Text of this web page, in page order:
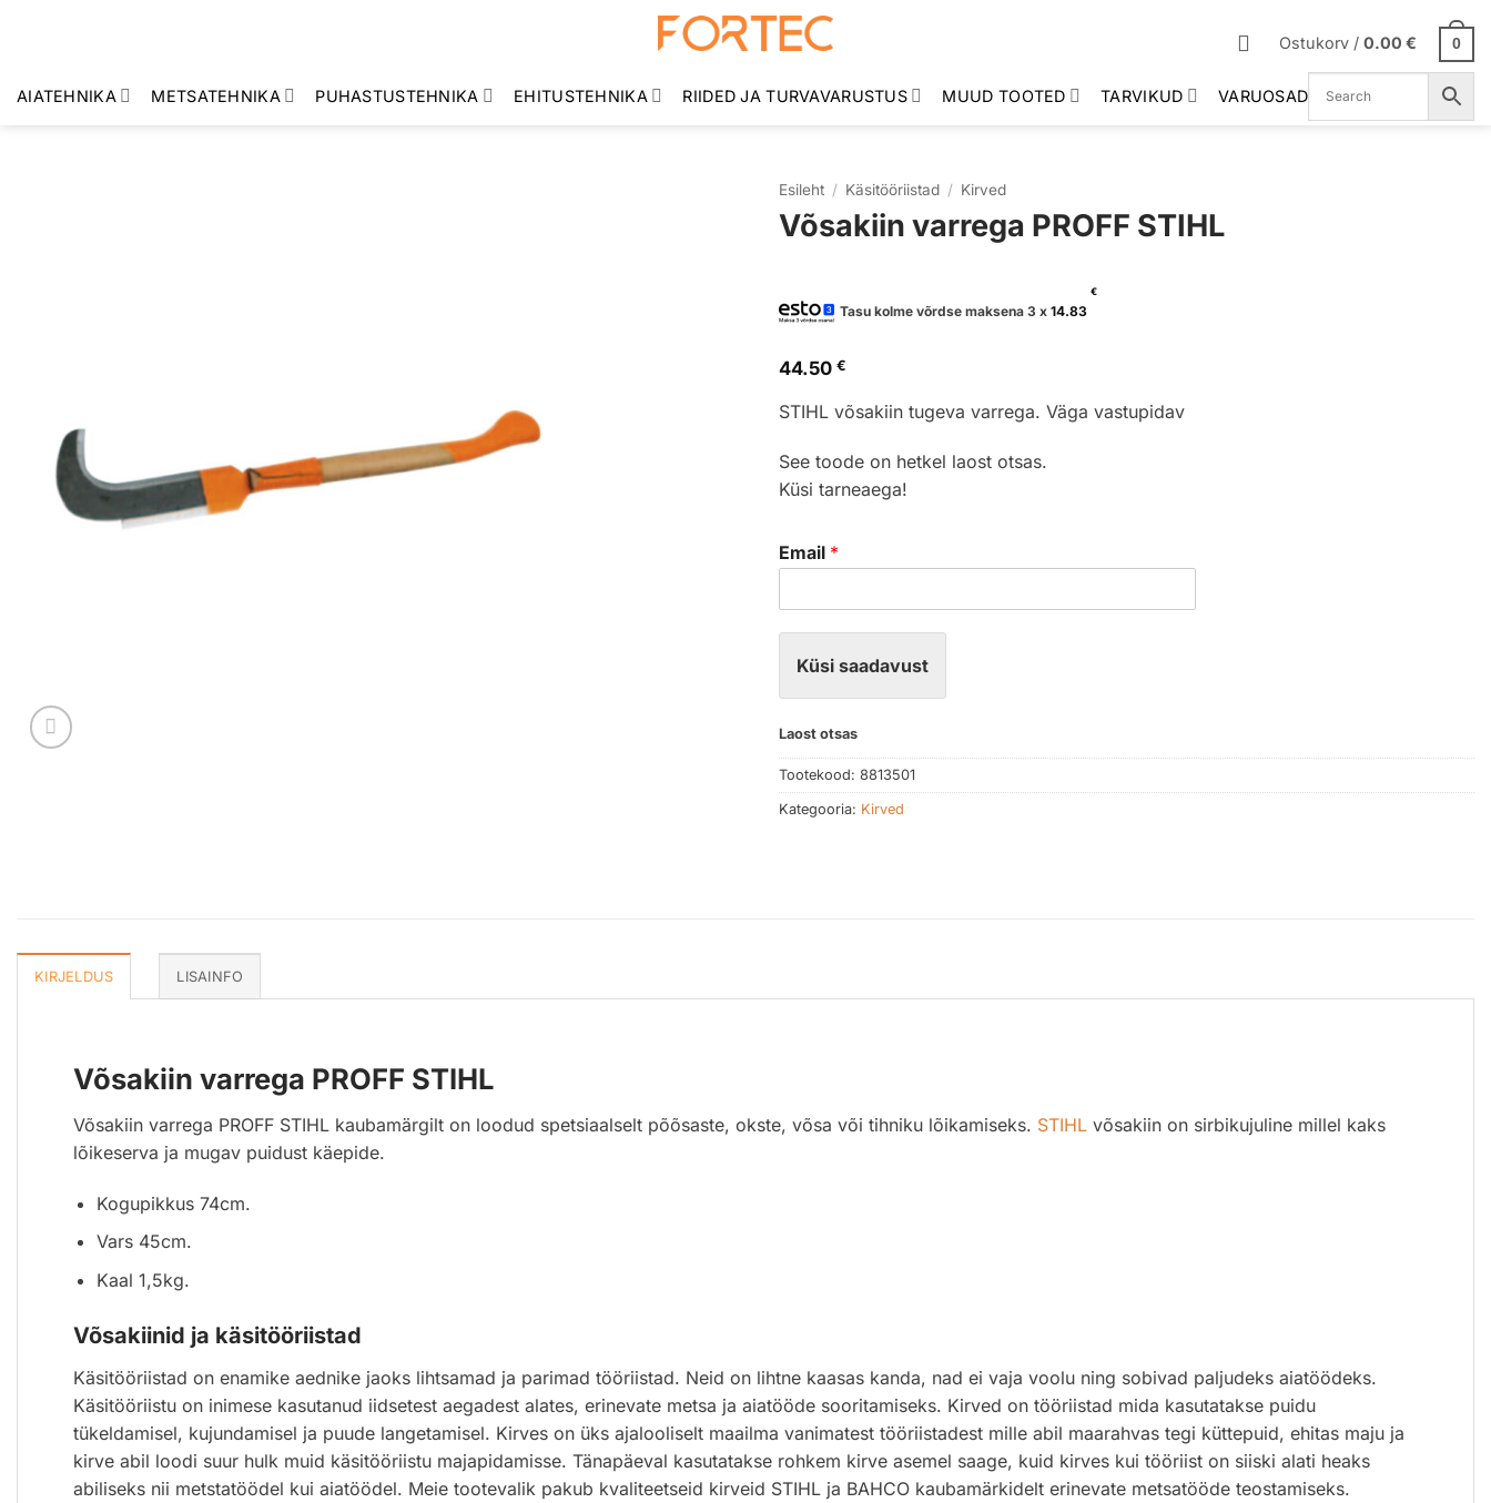
Ostukorv /0.00€ 0
AIATEHNIKA METSATEHNIKA PUHASTUSTEHNIKA EHITUSTEHNIKA RIIDED JA TURVAVARUSTUS MUUD TOOTED TARVIKUD VARUOSAD
Esileht / Käsitööriistad / Kirved
Võsakiin varrega PROFF STIHL
Tasu kolme võrdse maksena 3 x 14.83
€
44.50 €
STIHL võsakiin tugeva varrega. Väga vastupidav
See toode on hetkel laost otsas.
Küsi tarneaega!
Email *
Küsi saadavust
Laost otsas
Tootekood: 8813501
Kategooria: Kirved
KIRJELDUS LISAINFO
Võsakiin varrega PROFF STIHL
Võsakiin varrega PROFF STIHL kaubamärgilt on loodud spetsiaalselt põõsaste, okste, võsa või tihniku lõikamiseks. STIHL võsakiin on sirbikujuline millel kaks
lõikeserva ja mugav puidust käepide.
Kogupikkus 74cm.
Vars 45cm.
Kaal 1,5kg.
Võsakiinid ja käsitööriistad
Käsitööriistad on enamike aednike jaoks lihtsamad ja parimad tööriistad. Neid on lihtne kaasas kanda, nad ei vaja voolu ning sobivad paljudeks aiatöödeks.
Käsitööriistu on inimese kasutanud iidsetest aegadest alates, erinevate metsa ja aiatööde sooritamiseks. Kirved on tööriistad mida kasutatakse puidu
tükeldamisel, kujundamisel ja puude langetamisel. Kirves on üks ajalooliselt maailma vanimatest tööriistadest mille abil maarahvas tegi küttepuid, ehitas maju ja
kirve abil loodi suur hulk muid käsitööriistu majapidamisse. Tänapäeval kasutatakse rohkem kirve asemel saage, kuid kirves kui tööriist on siiski alati heaks
abiliseks nii metstatöödel kui aiatöödel. Meie tootevalik pakub kvaliteetseid kirveid STIHL ja BAHCO kaubamärkidelt erinevate metsatööde teostamiseks.